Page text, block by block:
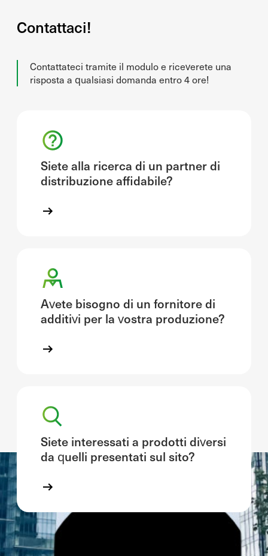
Contattaci!
Contattateci tramite il modulo e riceverete una
risposta a qualsiasi domanda entro 4 ore!
Siete alla ricerca di un partner di
distribuzione affidabile?
Avete bisogno di un fornitore di
additivi per la vostra produzione?
Siete interessati a prodotti diversi
da quelli presentati sul sito?